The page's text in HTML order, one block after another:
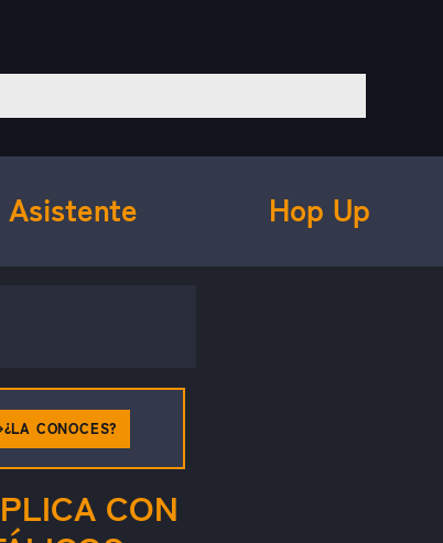
Asistente Hop Up
CON
¿LA CONOCES?